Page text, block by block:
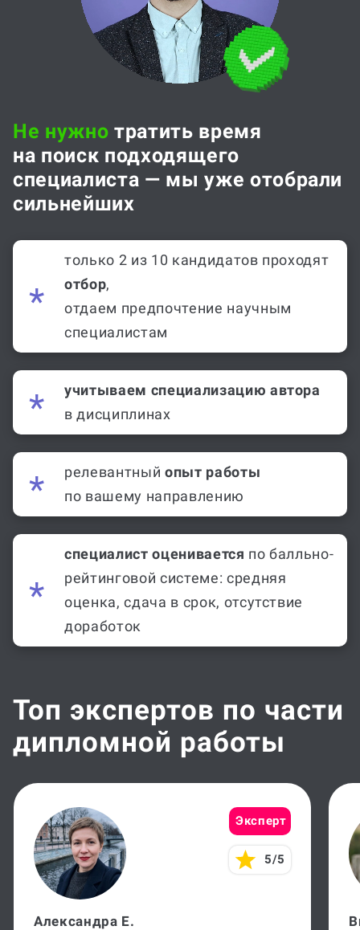
Не нужно тратить время
на поиск подходящего
специалиста — мы уже отобрали
сильнейших
только 2 из 10 кандидатов проходят
отбор,
отдаем предпочтение научным
специалистам
учитываем специализацию автора
в дисциплинах
релевантный опыт работы
по вашему направлению
специалист оценивается по балльно-
рейтинговой системе: средняя
оценка, сдача в срок, отсутствие
доработок
Топ экспертов по части
дипломной работы
Эксперт
5/5
Александра Е.